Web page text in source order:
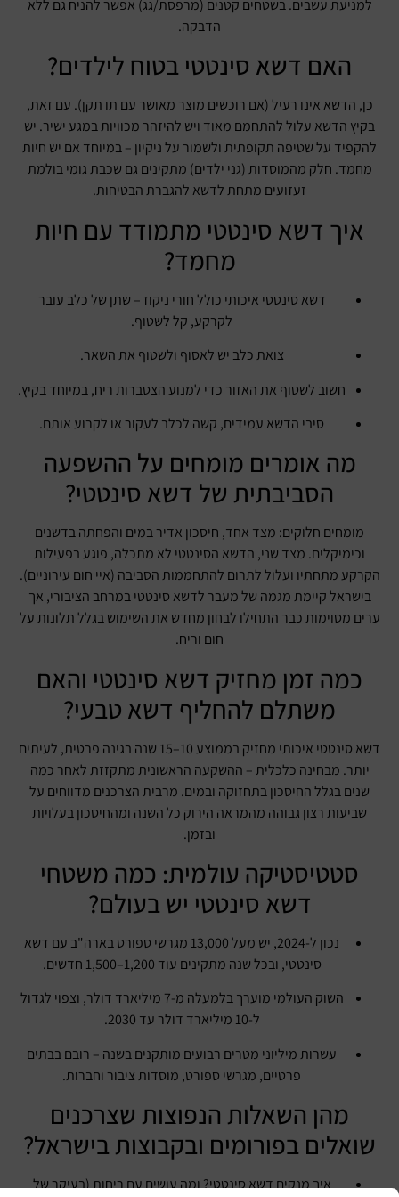
למניעת עשבים. בשטחים קטנים (מרפסת/גג) אפשר להניח גם ללא
הדבקה.
האם דשא סינטטי בטוח לילדים?
כן, הדשא אינו רעיל (אם רוכשים מוצר מאושר עם תו תקן). עם זאת,
בקיץ הדשא עלול להתחמם מאוד ויש להיזהר מכוויות במגע ישיר. יש
להקפיד על שטיפה תקופתית ולשמור על ניקיון – במיוחד אם יש חיות
מחמד. חלק מהמוסדות (גני ילדים) מתקינים גם שכבת גומי בולמת
זעזועים מתחת לדשא להגברת הבטיחות.
איך דשא סינטטי מתמודד עם חיות
מחמד?
דשא סינטטי איכותי כולל חורי ניקוז – שתן של כלב עובר
לקרקע, קל לשטוף.
צואת כלב יש לאסוף ולשטוף את השאר.
חשוב לשטוף את האזור כדי למנוע הצטברות ריח, במיוחד בקיץ.
סיבי הדשא עמידים, קשה לכלב לעקור או לקרוע אותם.
מה אומרים מומחים על ההשפעה
הסביבתית של דשא סינטטי?
מומחים חלוקים: מצד אחד, חיסכון אדיר במים והפחתה בדשנים
וכימיקלים. מצד שני, הדשא הסינטטי לא מתכלה, פוגע בפעילות
הקרקע מתחתיו ועלול לתרום להתחממות הסביבה (איי חום עירוניים).
בישראל קיימת מגמה של מעבר לדשא סינטטי במרחב הציבורי, אך
ערים מסוימות כבר התחילו לבחון מחדש את השימוש בגלל תלונות על
חום וריח.
כמה זמן מחזיק דשא סינטטי והאם
משתלם להחליף דשא טבעי?
דשא סינטטי איכותי מחזיק בממוצע 10–15 שנה בגינה פרטית, לעיתים
יותר. מבחינה כלכלית – ההשקעה הראשונית מתקזזת לאחר כמה
שנים בגלל החיסכון בתחזוקה ובמים. מרבית הצרכנים מדווחים על
שביעות רצון גבוהה מהמראה הירוק כל השנה ומהחיסכון בעלויות
ובזמן.
סטטיסטיקה עולמית: כמה משטחי
דשא סינטטי יש בעולם?
נכון ל-2024, יש מעל 13,000 מגרשי ספורט בארה"ב עם דשא
סינטטי, ובכל שנה מתקינים עוד 1,200–1,500 חדשים.
השוק העולמי מוערך בלמעלה מ-7 מיליארד דולר, וצפוי לגדול
עשרות מיליוני מטרים רבועים מותקנים בשנה – רובם בבתים
פרטיים, מגרשי ספורט, מוסדות ציבור וחברות.
מהן השאלות הנפוצות שצרכנים
שואלים בפורומים ובקבוצות בישראל?
איך מנקים דשא סינטטי? ומה עושים עם ריחות (בעיקר של